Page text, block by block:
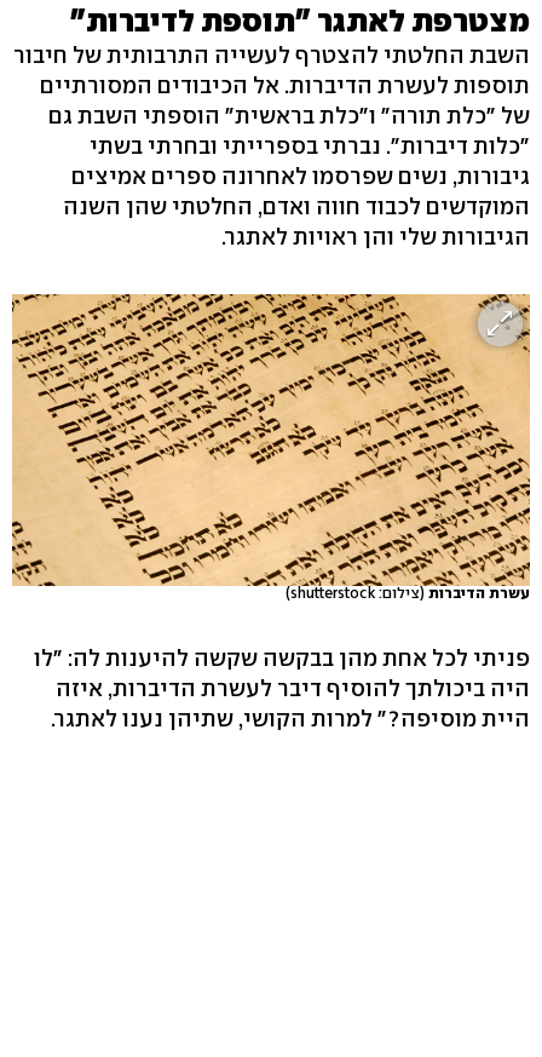
מצטרפת לאתגר "תוספת לדיברות"
השבת החלטתי להצטרף לעשייה התרבותית של חיבור
תוספות לעשרת הדיברות. אל הכיבודים המסורתיים
של "כלת תורה" ו"כלת בראשית" הוספתי השבת גם
"כלות דיברות". נברתי בספרייתי ובחרתי בשתי
גיבורות, נשים שפרסמו לאחרונה ספרים אמיצים
המוקדשים לכבוד חווה ואדם, החלטתי שהן השנה
הגיבורות שלי והן ראויות לאתגר.
עשרת הדיברות(צילום: shutterstock)
פניתי לכל אחת מהן בבקשה שקשה להיענות לה: "לו
היה ביכולתך להוסיף דיבר לעשרת הדיברות, איזה
היית מוסיפה?" למרות הקושי, שתיהן נענו לאתגר.